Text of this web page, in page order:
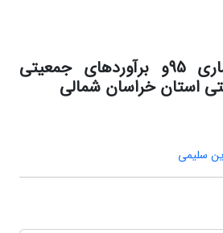
تحلیلی بر سرشماری 95و برآوردهای جمعیتی
استان خراسان شمالی
سلیمی